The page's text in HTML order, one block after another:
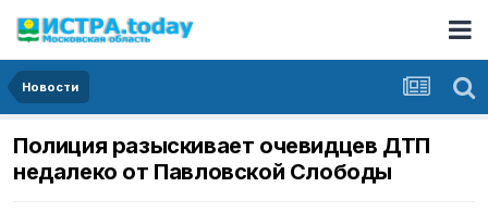
Новости
Полиция разыскивает очевидцев ДТП
недалеко от Павловской Слободы